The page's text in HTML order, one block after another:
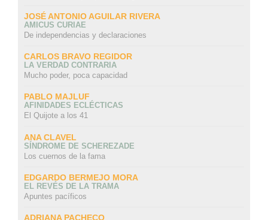
JOSÉ ANTONIO AGUILAR RIVERA
AMICUS CURIAE
De independencias y declaraciones
CARLOS BRAVO REGIDOR
LA VERDAD CONTRARIA
Mucho poder, poca capacidad
PABLO MAJLUF
AFINIDADES ECLÉCTICAS
El Quijote a los 41
ANA CLAVEL
SÍNDROME DE SCHEREZADE
Los cuernos de la fama
EDGARDO BERMEJO MORA
EL REVÉS DE LA TRAMA
Apuntes pacíficos
ADRIANA PACHECO